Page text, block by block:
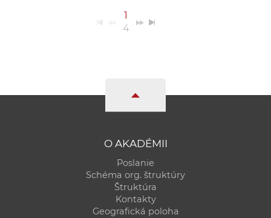
1
4
O AKADÉMII
Poslanie
Schéma org. štruktúry
Štruktúra
Kontakty
Geografická poloha